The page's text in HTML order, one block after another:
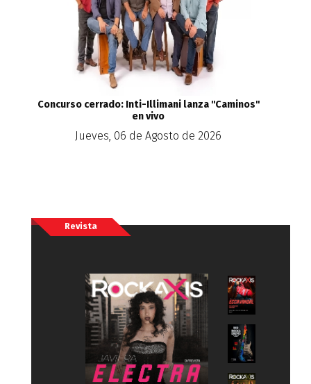
Concurso cerrado: Inti-Illimani lanza ''Caminos''
en vivo
Jueves, 06 de Agosto de 2026
Revista